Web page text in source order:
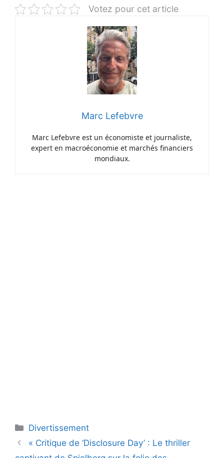
Votez pour cet article
Marc Lefebvre
Marc Lefebvre est un économiste et journaliste,
expert en macroéconomie et marchés financiers
mondiaux.
Catégories
Divertissement
« Critique de ‘Disclosure Day’ : Le thriller